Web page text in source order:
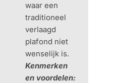
waar een
traditioneel
verlaagd
plafond niet
wenselijk is.
Kenmerken
en voordelen: